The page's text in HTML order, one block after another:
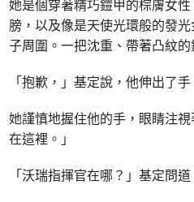
她是個穿著精巧鎧甲的棕膚女
膀，以及像是天使光環般的發
子周圍。一把沈重、帶著凸紋
「抱歉，」基定說，他伸出了
她謹慎地握住他的手，眼睛注
在這裡。」
「沃瑞指揮官在哪？」基定問道